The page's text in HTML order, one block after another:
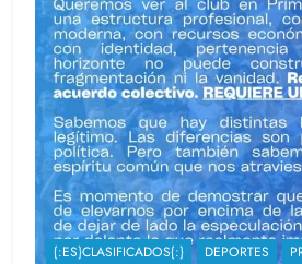
{:ES}CLASIFICADOS{:} DEPORTES